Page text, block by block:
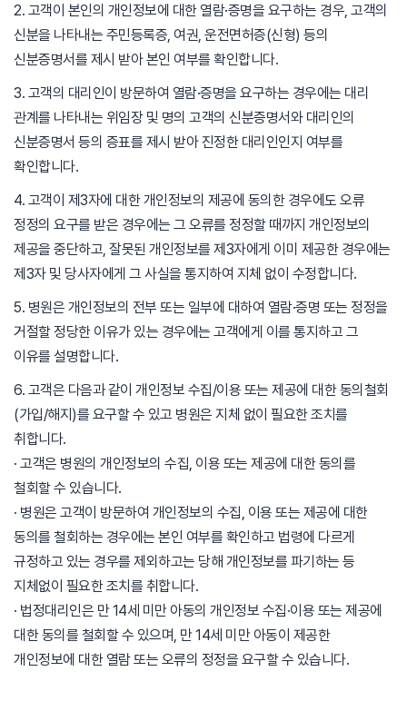
2. 고객이 본인의 개인정보에 대한 열람·증명을 요구하는 경우, 고객의
신분을 나타내는 주민등록증, 여권, 운전면허증(신형) 등의
신분증명서를 제시 받아 본인 여부를 확인합니다.
3. 고객의 대리인이 방문하여 열람·증명을 요구하는 경우에는 대리
관계를 나타내는 위임장 및 명의 고객의 신분증명서와 대리인의
신분증명서 등의 증표를 제시 받아 진정한 대리인인지 여부를
확인합니다.
4. 고객이 제3자에 대한 개인정보의 제공에 동의한 경우에도 오류
정정의 요구를 받은 경우에는 그 오류를 정정할 때까지 개인정보의
제공을 중단하고, 잘못된 개인정보를 제3자에게 이미 제공한 경우에는
제3자 및 당사자에게 그 사실을 통지하여 지체 없이 수정합니다.
5. 병원은 개인정보의 전부 또는 일부에 대하여 열람·증명 또는 정정을
거절할 정당한 이유가 있는 경우에는 고객에게 이를 통지하고 그
이유를 설명합니다.
6. 고객은 다음과 같이 개인정보 수집/이용 또는 제공에 대한 동의철회
(가입/해지)를 요구할 수 있고 병원은 지체 없이 필요한 조치를
취합니다.
· 고객은 병원의 개인정보의 수집, 이용 또는 제공에 대한 동의를
철회할 수 있습니다.
· 병원은 고객이 방문하여 개인정보의 수집, 이용 또는 제공에 대한
동의를 철회하는 경우에는 본인 여부를 확인하고 법령에 다르게
규정하고 있는 경우를 제외하고는 당해 개인정보를 파기하는 등
지체없이 필요한 조치를 취합니다.
· 법정대리인은 만 14세 미만 아동의 개인정보 수집·이용 또는 제공에
대한 동의를 철회할 수 있으며, 만 14세 미만 아동이 제공한
개인정보에 대한 열람 또는 오류의 정정을 요구할 수 있습니다.